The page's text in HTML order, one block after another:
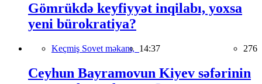
Gömrükdə keyfiyyət inqilabı, yoxsa
yeni bürokratiya?
Keçmiş Sovet məkanı, 14:37 276
Ceyhun Bayramovun Kiyev səfərinin